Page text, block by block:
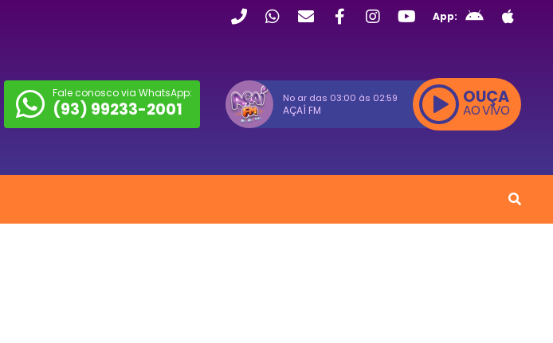
App:
Fale conosco via WhatsApp:
(93) 99233-2001
No ar das 03:00 às 02:59
AÇAÍ FM
OUÇA
AO VIVO